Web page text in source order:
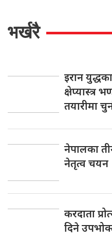
भर्खरै
इरान
क्षेप्यास्त्र
तयारीमा
नेपालका
नेतृत्व चयन
करदाता
दिने